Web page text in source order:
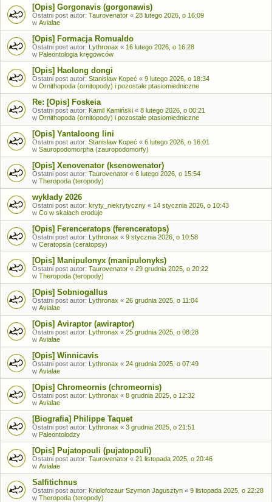
[Opis] Gorgonavis (gorgonawis)
Ostatni post autor: Taurovenator « 28 lutego 2026, o 16:09
w Avialae
[Opis] Formacja Romualdo
Ostatni post autor: Lythronax « 16 lutego 2026, o 16:28
w Paleontologia kręgowców
[Opis] Haolong dongi
Ostatni post autor: Stanisław Kopeć « 9 lutego 2026, o 18:34
w Ornithopoda (ornitopody) i pozostałe ptasiomiedniczne
Re: [Opis] Foskeia
Ostatni post autor: Kamil Kamiński « 8 lutego 2026, o 00:21
w Ornithopoda (ornitopody) i pozostałe ptasiomiedniczne
[Opis] Yantaloong lini
Ostatni post autor: Stanisław Kopeć « 6 lutego 2026, o 16:01
w Sauropodomorpha (zauropodomorfy)
[Opis] Xenovenator (ksenowenator)
Ostatni post autor: Taurovenator « 6 lutego 2026, o 15:54
w Theropoda (teropody)
wykłady 2026
Ostatni post autor: kryty_niekrytyczny « 14 stycznia 2026, o 10:43
w Co w skałach eroduje
[Opis] Ferenceratops (ferenceratops)
Ostatni post autor: Lythronax « 9 stycznia 2026, o 10:58
w Ceratopsia (ceratopsy)
[Opis] Manipulonyx (manipulonyks)
Ostatni post autor: Taurovenator « 29 grudnia 2025, o 20:22
w Theropoda (teropody)
[Opis] Sobniogallus
Ostatni post autor: Lythronax « 26 grudnia 2025, o 11:04
w Avialae
[Opis] Aviraptor (awiraptor)
Ostatni post autor: Lythronax « 25 grudnia 2025, o 08:28
w Avialae
[Opis] Winnicavis
Ostatni post autor: Lythronax « 24 grudnia 2025, o 07:49
w Avialae
[Opis] Chromeornis (chromeornis)
Ostatni post autor: Lythronax « 8 grudnia 2025, o 12:32
w Avialae
[Biografia] Philippe Taquet
Ostatni post autor: Lythronax « 3 grudnia 2025, o 21:51
w Paleontolodzy
[Opis] Pujatopouli (pujatopouli)
Ostatni post autor: Taurovenator « 21 listopada 2025, o 20:46
w Avialae
Salfitichnus
Ostatni post autor: Kriolofozaur Szymon Jagusztyn « 9 listopada 2025, o 22:28
w Theropoda (teropody)